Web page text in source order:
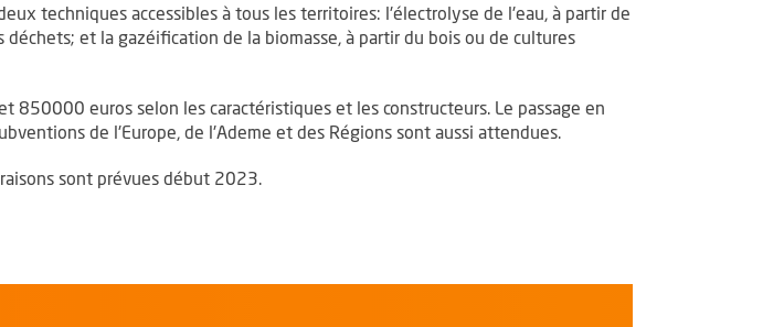
techniques accessibles à tous les territoires: l'électrolyse de l'eau, à partir de
et la gazéification de la biomasse, à partir du bois ou de cultures
euros selon les caractéristiques et les constructeurs. Le passage en
de l'Europe, de l'Ademe et des Régions sont aussi attendues.
sont prévues début 2023.